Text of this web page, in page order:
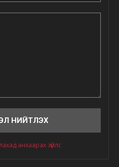
анхаарах зүйлс